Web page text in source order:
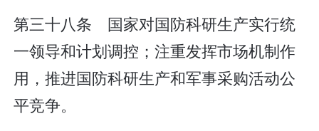
第三十八条 国家对国防科研生产实行统
一领导和计划调控；注重发挥市场机制作
用，推进国防科研生产和军事采购活动公
平竞争。